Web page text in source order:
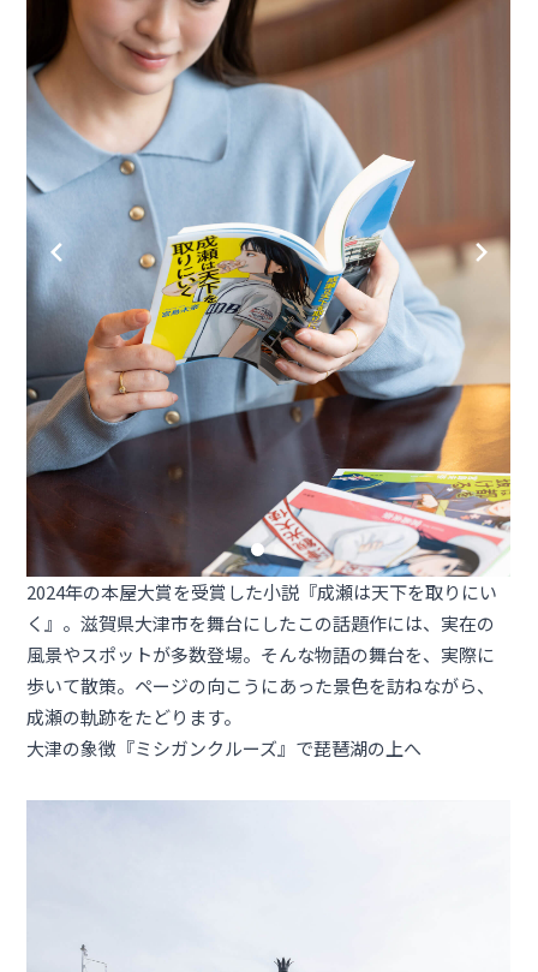
2024年の本屋大賞を受賞した小説『成瀬は天下を取りにい
く』。滋賀県大津市を舞台にしたこの話題作には、実在の
風景やスポットが多数登場。そんな物語の舞台を、実際に
歩いて散策。ページの向こうにあった景色を訪ねながら、
成瀬の軌跡をたどります。
大津の象徴『ミシガンクルーズ』で琵琶湖の上へ